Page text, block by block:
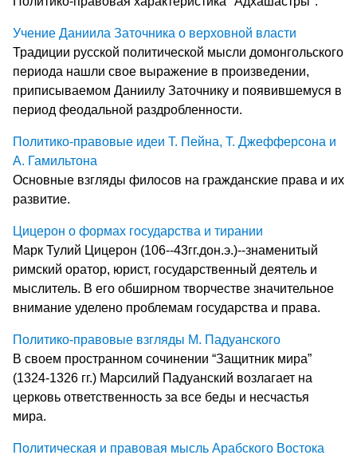
Учение Даниила Заточника о верховной власти
Традиции русской политической мысли домонгольского
периода нашли свое выражение в произведении,
приписываемом Даниилу Заточнику и появившемуся в
период феодальной раздробленности.
Политико-правовые идеи Т. Пейна, Т. Джефферсона и
А. Гамильтона
Основные взгляды филосов на гражданские права и их
развитие.
Цицерон о формах государства и тирании
Марк Тулий Цицерон (106--43гг.дон.э.)--знаменитый
римский оратор, юрист, государственный деятель и
мыслитель. В его обширном творчестве значительное
внимание уделено проблемам государства и права.
Политико-правовые взгляды М. Падуанского
В своем пространном сочинении “Защитник мира”
(1324-1326 гг.) Марсилий Падуанский возлагает на
церковь ответственность за все беды и несчастья
мира.
Политическая и правовая мысль Арабского Востока